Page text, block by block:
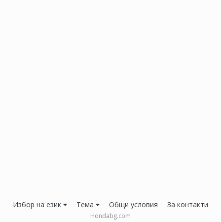
Избор на език Тема Общи условия За контакти
Hondabg.com